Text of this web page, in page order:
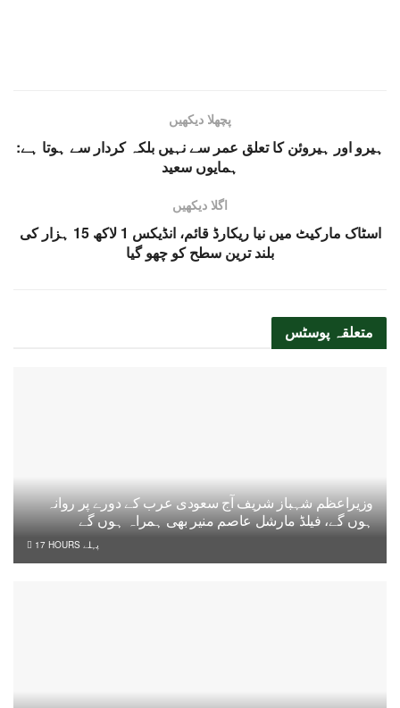
پچھلا دیکھیں
ہیرو اور ہیروئن کا تعلق عمر سے نہیں بلکہ کردار سے ہوتا ہے:
ہمایوں سعید
اگلا دیکھیں
اسٹاک مارکیٹ میں نیا ریکارڈ قائم، انڈیکس 1 لاکھ 15 ہزار کی
بلند ترین سطح کو چھو گیا
متعلقہ پوسٹس
وزیراعظم شہباز شریف آج سعودی عرب کے دورے پر روانہ
ہوں گے، فیلڈ مارشل عاصم منیر بھی ہمراہ ہوں گے
17 HOURS پہلے